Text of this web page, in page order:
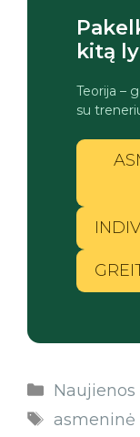
kitą
Teorija –
su
Naujienos